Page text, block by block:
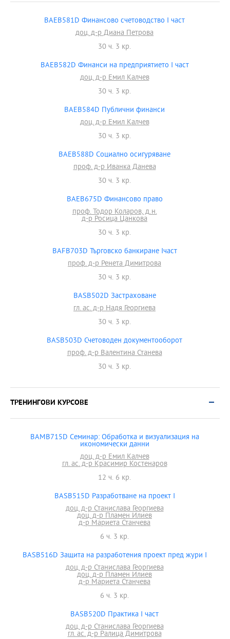
BAEB581D Финансово счетоводство І част
доц. д-р Диана Петрова
30 ч. 3 кр.
BAEB582D Финанси на предприятието І част
доц. д-р Емил Калчев
30 ч. 3 кр.
BAEB584D Публични финанси
доц. д-р Емил Калчев
30 ч. 3 кр.
BAEB588D Социално осигуряване
проф. д-р Иванка Данева
30 ч. 3 кр.
BAEB675D Финансово право
проф. Тодор Коларов, д.н.
д-р Росица Цанкова
30 ч. 3 кр.
BAFB703D Търговско банкиране Iчаст
проф. д-р Ренета Димитрова
30 ч. 3 кр.
BASB502D Застраховане
гл. ас. д-р Надя Георгиева
30 ч. 3 кр.
BASB503D Счетоводен документооборот
проф. д-р Валентина Станева
30 ч. 3 кр.
ТРЕНИНГОВИ КУРСОВЕ
BAMB715D Семинар: Обработка и визуализация на
икономически данни
доц. д-р Емил Калчев
гл. ас. д-р Красимир Костенаров
12 ч. 6 кр.
BASB515D Разработване на проект I
доц. д-р Станислава Георгиева
доц. д-р Пламен Илиев
д-р Мариета Станчева
6 ч. 3 кр.
BASB516D Защита на разработения проект пред жури I
доц. д-р Станислава Георгиева
доц. д-р Пламен Илиев
д-р Мариета Станчева
6 ч. 3 кр.
BASB520D Практика I част
доц. д-р Станислава Георгиева
гл. ас. д-р Ралица Димитрова